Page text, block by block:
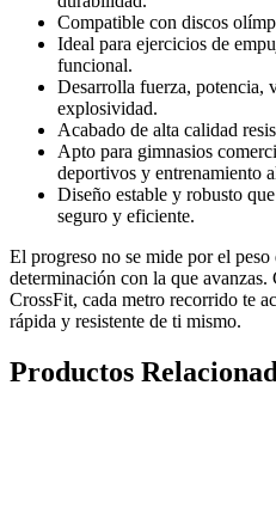
Compatible con discos
Ideal para ejercicios de
funcional.
Desarrolla fuerza, potencia,
explosividad.
Acabado de alta calidad
Apto para gimnasios
deportivos y entrenamiento
Diseño estable y robusto
seguro y eficiente.
El progreso no se mide por el
determinación con la que
CrossFit, cada metro recorrido te
rápida y resistente de ti mismo.
Productos